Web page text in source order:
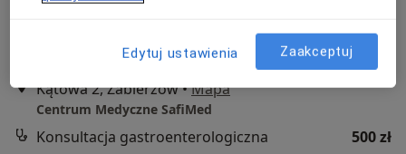
lek. Andrzej Hebzda
159 opinii
Kątowa 2, Zabierzów•Mapa
Centrum Medyczne SafiMed
Konsultacja gastroenterologiczna
500 zł
Edytuj ustawienia Zaakceptuj